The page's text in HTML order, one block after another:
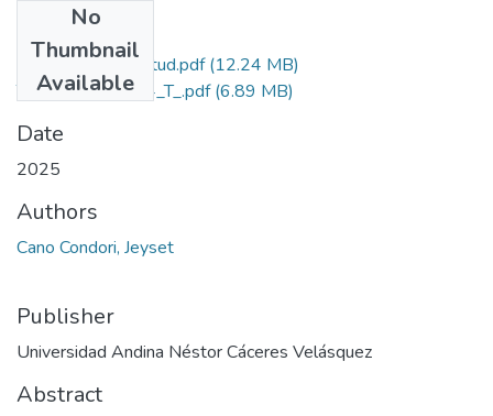
No
Thumbnail
Available
Grado de Similitud.pdf(12.24 MB)
T036_70154354_T_.pdf(6.89 MB)
Date
2025
Authors
Cano Condori, Jeyset
Publisher
Universidad Andina Néstor Cáceres Velásquez
Abstract